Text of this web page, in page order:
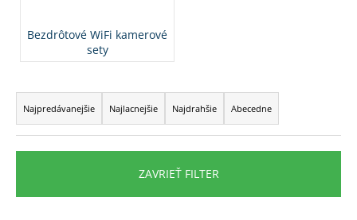
Bezdrôtové WiFi kamerové
sety
R
a
d
e
i
Najpredávanejšie Najlacnejšie Najdrahšie Abecedne
ZAVRIEŤ FILTER
ť